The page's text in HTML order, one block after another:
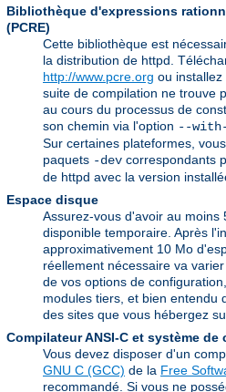
Bibliothèque d'expressions
(PCRE)
Cette bibliothèque est
la distribution de httpd.
http://www.pcre.org ou
suite de compilation ne trouve
au cours du processus de
son chemin via l'option --
Sur certaines plateformes,
paquets -dev correspondants
de httpd avec la version
Espace disque
Assurez-vous d'avoir au moins
disponible temporaire. Après
approximativement 10 Mo
réellement nécessaire va
de vos options de
modules tiers, et bien entendu
des sites que vous hébergez
Compilateur ANSI-C et système
Vous devez disposer d'un
GNU C (GCC) de la Free
recommandé. Si vous ne